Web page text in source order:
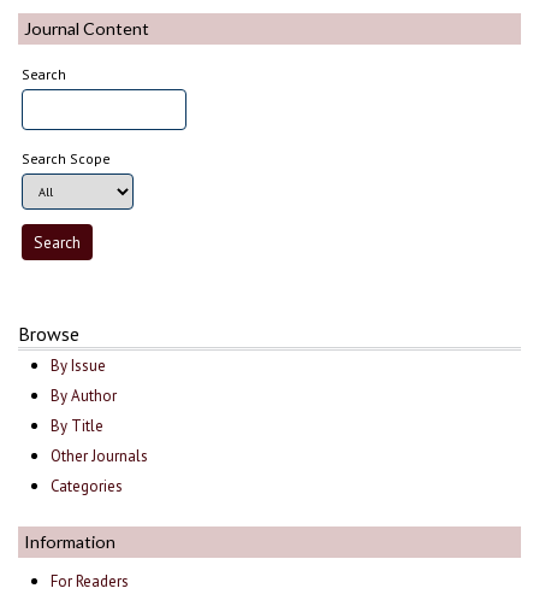
Journal Content
Search
Search Scope
Browse
By Issue
By Author
By Title
Other Journals
Categories
Information
For Readers